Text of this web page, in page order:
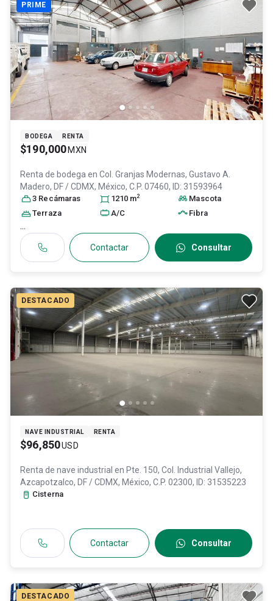
PRIME
BODEGA RENTA
$190,000 MXN
Renta de bodega en Col. Granjas Modernas, Gustavo A.
Madero, DF / CDMX, México, C.P. 07460, ID: 31593964
3 Recámaras 1210 m2
Mascota
Terraza
A/C Fibra
...
Contactar Consultar
DESTACADO
NAVE INDUSTRIAL RENTA
$96,850USD
Renta de nave industrial en Pte. 150, Col. Industrial Vallejo,
Azcapotzalco, DF / CDMX, México, C.P. 02300, ID: 31535223
Cisterna
Contactar Consultar
DESTACADO